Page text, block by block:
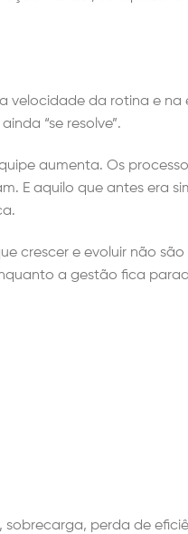
velocidade da rotina e na
“se resolve”.
aumenta. Os
E aquilo que antes era
crescer e evoluir não
a gestão fica
perda de